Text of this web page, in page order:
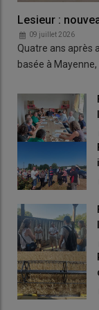
Lesieur :
09 juillet 2026
Quatre ans après
basée à